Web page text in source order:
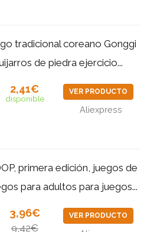
tradicional coreano Gonggi
de piedra ejercicio...
2,41€
disponible
VER PRODUCTO
Aliexpress
primera edición, juegos de
para adultos para juegos...
3,96€
9,42€
VER PRODUCTO